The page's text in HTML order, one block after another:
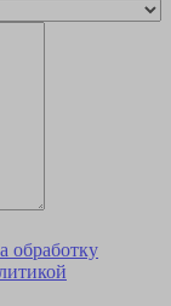
обработку